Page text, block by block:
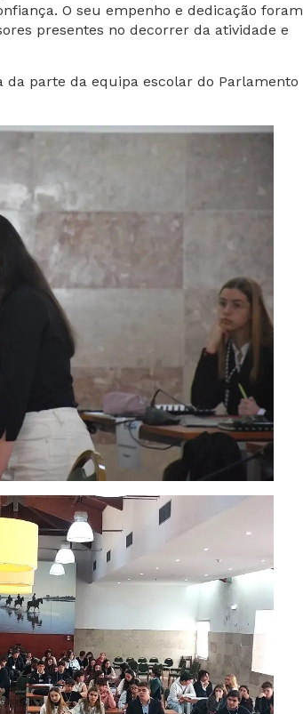
O seu empenho e dedicação foram
presentes no decorrer da atividade e
parte da equipa escolar do Parlamento